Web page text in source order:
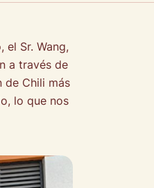
Sr. Wang,
a través de
de Chili más
lo que nos